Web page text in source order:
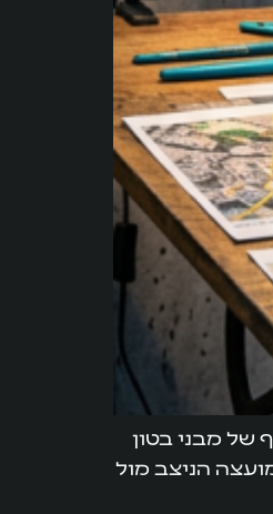
של מבני בטון
הניצב מול